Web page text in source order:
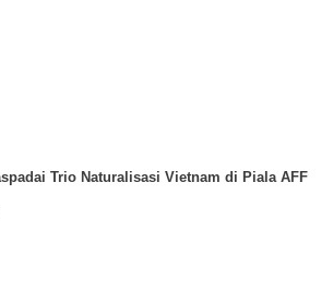
Trio Naturalisasi Vietnam di Piala AFF